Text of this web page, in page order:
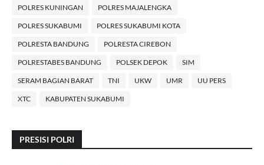
POLRES KUNINGAN POLRES MAJALENGKA
POLRES SUKABUMI POLRES SUKABUMI KOTA
POLRESTA BANDUNG POLRESTA CIREBON
POLRESTABES BANDUNG POLSEK DEPOK SIM
SERAM BAGIAN BARAT TNI UKW UMR UU PERS
XTC KABUPATEN SUKABUMI
PRESISI POLRI